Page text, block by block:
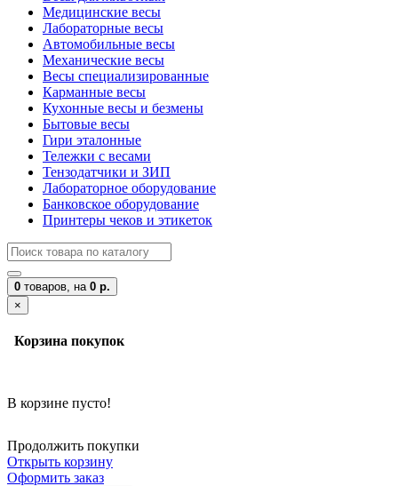
Медицинские весы
Лабораторные весы
Автомобильные весы
Механические весы
Весы специализированные
Карманные весы
Кухонные весы и безмены
Бытовые весы
Гири эталонные
Тележки с весами
Тензодатчики и ЗИП
Лабораторное оборудование
Банковское оборудование
Принтеры чеков и этикеток
0 товаров, на 0 р.
×
Корзина покупок
В корзине пусто!
Продолжить покупки
Открыть корзину
Оформить заказ